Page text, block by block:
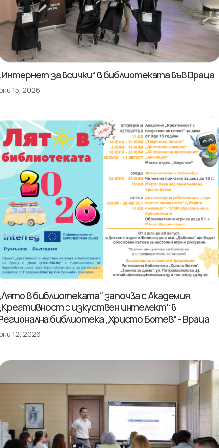
за всички“ в библиотеката във Враца
15, 2026
в библиотеката“ започва с Академия
с изкуствен интелект“ в
библиотека „Христо Ботев“ - Враца
12, 2026